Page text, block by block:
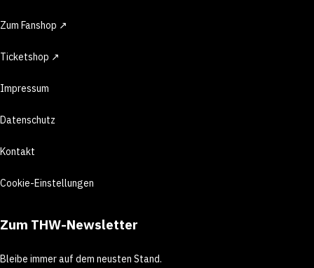
Zum Fanshop ↗
Ticketshop ↗
Impressum
Datenschutz
Kontakt
Cookie-Einstellungen
Zum THW-Newsletter
Bleibe immer auf dem neusten Stand.